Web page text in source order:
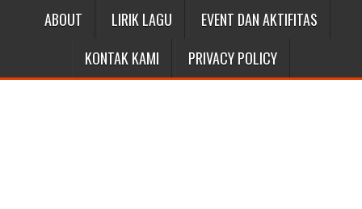
ABOUT LIRIK LAGU
EVENT DAN AKTIFITAS
KONTAK KAMI
PRIVACY POLICY